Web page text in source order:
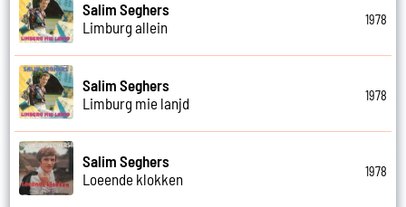
Salim Seghers
Limburg allein
1978
Salim Seghers
Limburg mie lanjd
1978
Salim Seghers
Loeende klokken
1978